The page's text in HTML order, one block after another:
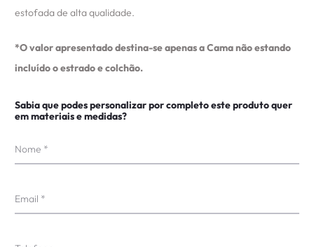
estofada de alta qualidade.
*O valor apresentado destina-se apenas a Cama não estando
incluído o estrado e colchão.
Sabia que podes personalizar por completo este produto quer
em materiais e medidas?